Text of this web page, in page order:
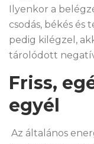
Ilyenkor a
csodás, békés és
pedig kilégzel,
tárolódott
Friss,
egyél
Az általános